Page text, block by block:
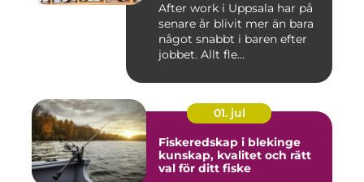
After work i Uppsala har på
senare år blivit mer än bara
något snabbt i baren efter
jobbet. Allt fle...
01. jul
Fiskeredskap i blekinge
kunskap, kvalitet och rätt
val för ditt fiske